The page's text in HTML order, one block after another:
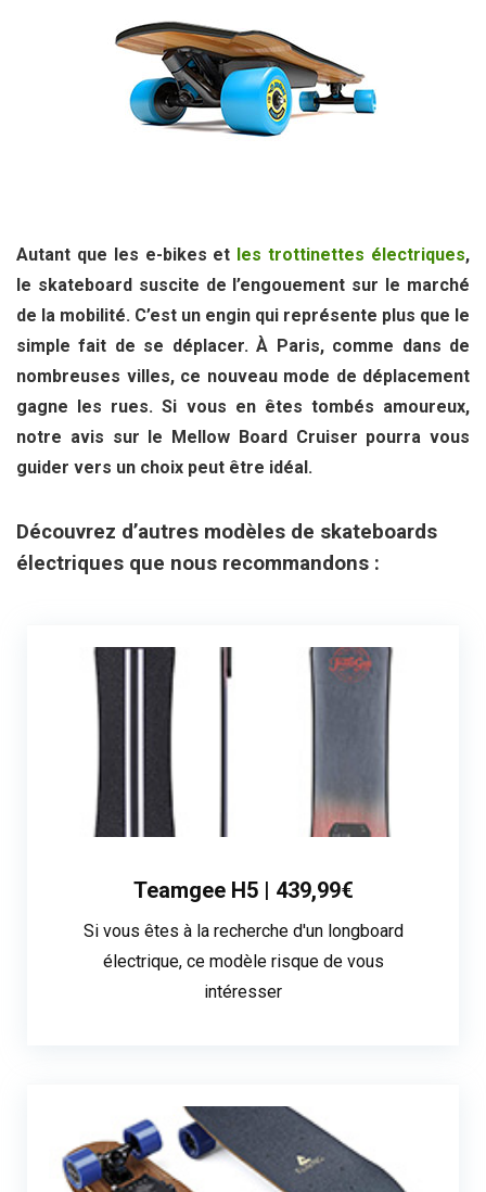
Autant que les e-bikes et les trottinettes électriques,
le skateboard suscite de l’engouement sur le marché
de la mobilité. C’est un engin qui représente plus que le
simple fait de se déplacer. À Paris, comme dans de
nombreuses villes, ce nouveau mode de déplacement
gagne les rues. Si vous en êtes tombés amoureux,
notre avis sur le Mellow Board Cruiser pourra vous
guider vers un choix peut être idéal.
Découvrez d’autres modèles de skateboards
électriques que nous recommandons :
Teamgee H5 | 439,99€
Si vous êtes à la recherche d'un longboard
électrique, ce modèle risque de vous
intéresser